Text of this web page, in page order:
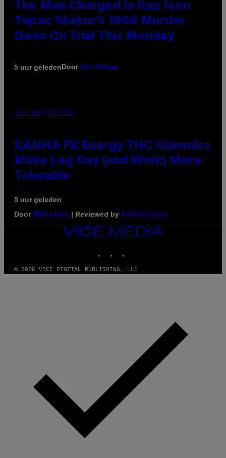
The Man Charged in Rap Icon
Tupac Shakur’s 1996 Murder
Goes On Trial This Monday
5 uur geledenDoor Dan Milam
MAHA HAQ FOR VICE
KANHA FX Energy THC Gummies
Make Leg Day (and Work) More
Tolerable
5 uur geleden
Door Maha Haq | Reviewed by Ysolt Usigan
VICE
© 2026 VICE DIGITAL PUBLISHING, LLC